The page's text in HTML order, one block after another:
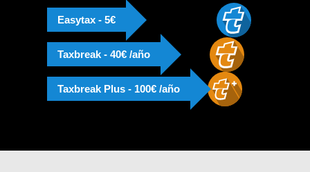
Easytax - 5€
Taxbreak - 40€ /año
Taxbreak Plus - 100€ /año